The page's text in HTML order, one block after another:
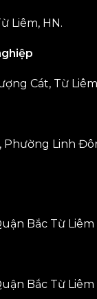
Liêm, HN.
Cát, Từ
Phường Linh
Bắc Từ Liêm
Bắc Từ Liêm